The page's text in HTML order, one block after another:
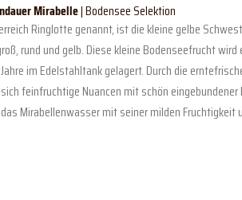
Mirabelle| Bodensee Selektion
Ringlotte genannt, ist die kleine gelbe
rund und gelb. Diese kleine Bodenseefrucht
im Edelstahltank gelagert. Durch die
feinfruchtige Nuancen mit schön eingebundener
Mirabellenwasser mit seiner milden Fruchtigkeit